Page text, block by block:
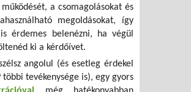
a csomagolásokat és
megoldásokat, így
érdemes belenézni, ha végül
ki a kérdőívet.
angolul (és esetleg érdekel
többi tevékenysége is), egy gyors